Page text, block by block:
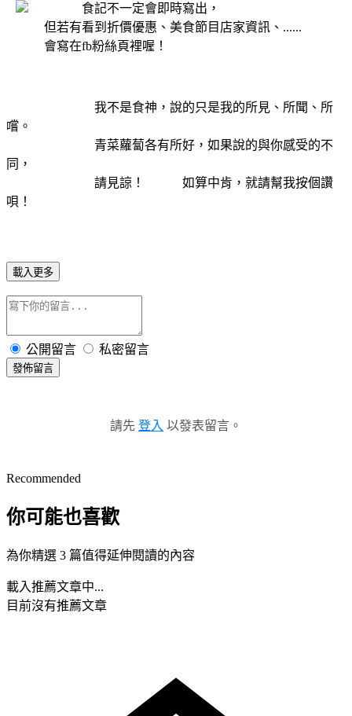
食記不一定會即時寫出，
但若有看到折價優惠、美食節目店家資訊、......
會寫在fb粉絲頁裡喔！
我不是食神，說的只是我的所見、所聞、所
嚐。
青菜蘿蔔各有所好，如果說的與你感受的不
同，
請見諒！ 如算中肯，就請幫我按個讚
唄！
載入更多
公開留言 私密留言
發佈留言
請先 登入 以發表留言。
Recommended
你可能也喜歡
為你精選 3 篇值得延伸閱讀的內容
載入推薦文章中...
目前沒有推薦文章